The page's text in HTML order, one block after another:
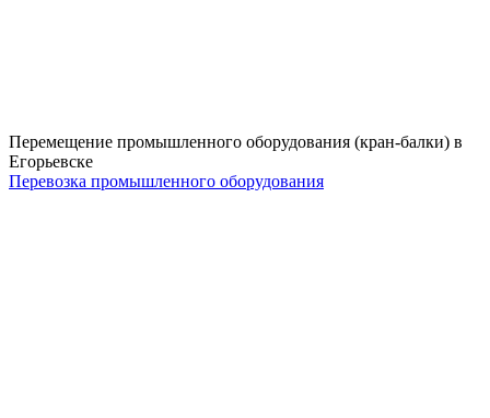
Перемещение промышленного оборудования (кран-балки) в
Егорьевске
Перевозка промышленного оборудования